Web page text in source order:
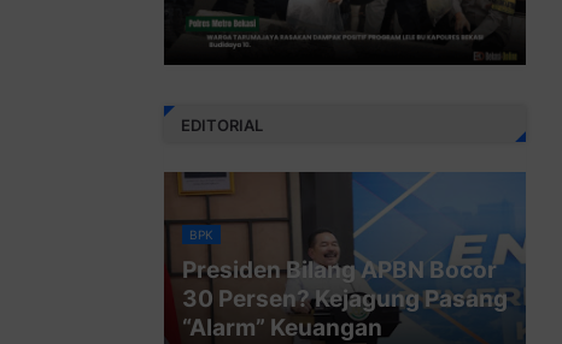
EDITORIAL
BPK
Presiden Bilang APBN Bocor
30 Persen? Kejagung Pasang
“Alarm” Keuangan